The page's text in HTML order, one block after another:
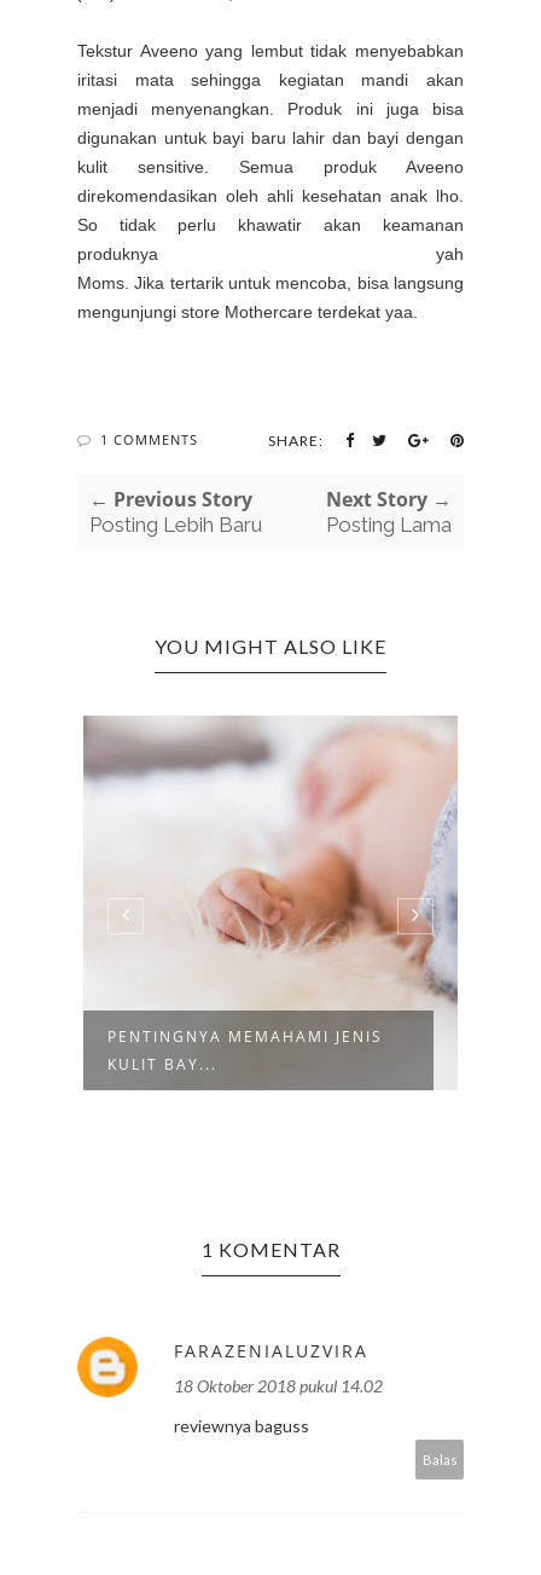
Tekstur Aveeno yang lembut tidak menyebabkan
iritasi mata sehingga kegiatan mandi akan
menjadi menyenangkan. Produk ini juga bisa
digunakan untuk bayi baru lahir dan bayi dengan
kulit sensitive. Semua produk Aveeno
direkomendasikan oleh ahli kesehatan anak lho.
So tidak perlu khawatir akan keamanan
produknya yah
Moms. Jika tertarik untuk mencoba, bisa langsung
mengunjungi store Mothercare terdekat yaa.
1 COMMENTS SHARE:
← Previous Story
Posting Lebih Baru
Next Story →
Posting Lama
YOU MIGHT ALSO LIKE
3 REKOMENDASI AKTIVITAS
UNTUK BONDI...
1 KOMENTAR
FARAZENIALUZVIRA
18 Oktober 2018 pukul 14.02
reviewnya baguss
Balas